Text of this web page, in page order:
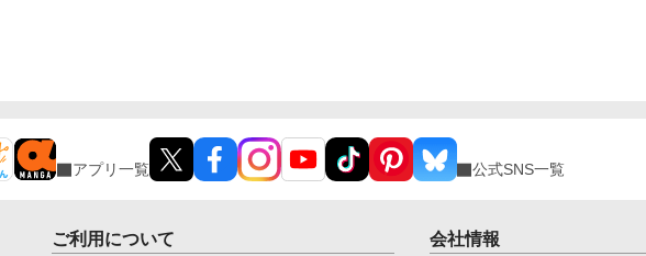
アプリ一覧 公式SNS一覧
ご利用について 会社情報